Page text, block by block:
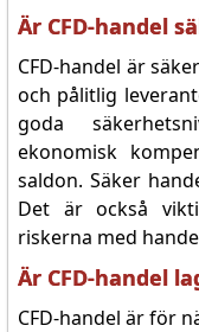
Är CFD-handel
CFD-handel är
och pålitlig
goda
ekonomisk
saldon. Säker
Det är också
riskerna med
Är CFD-handel
CFD-handel är för